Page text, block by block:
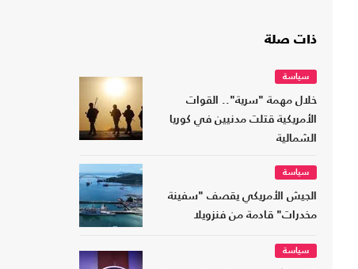
ذات صلة
سياسة
خلال مهمة "سرية".. القوات
الأمريكية قتلت مدنيين في كوريا
الشمالية
سياسة
الجيش الأمريكي يقصف "سفينة
مخدرات" قادمة من فنزويلا
سياسة